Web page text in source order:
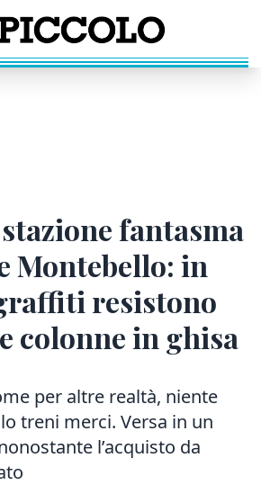
fantasma
Montebello: in
resistono
colonne in ghisa
per altre realtà, niente
treni merci. Versa in un
l’acquisto da